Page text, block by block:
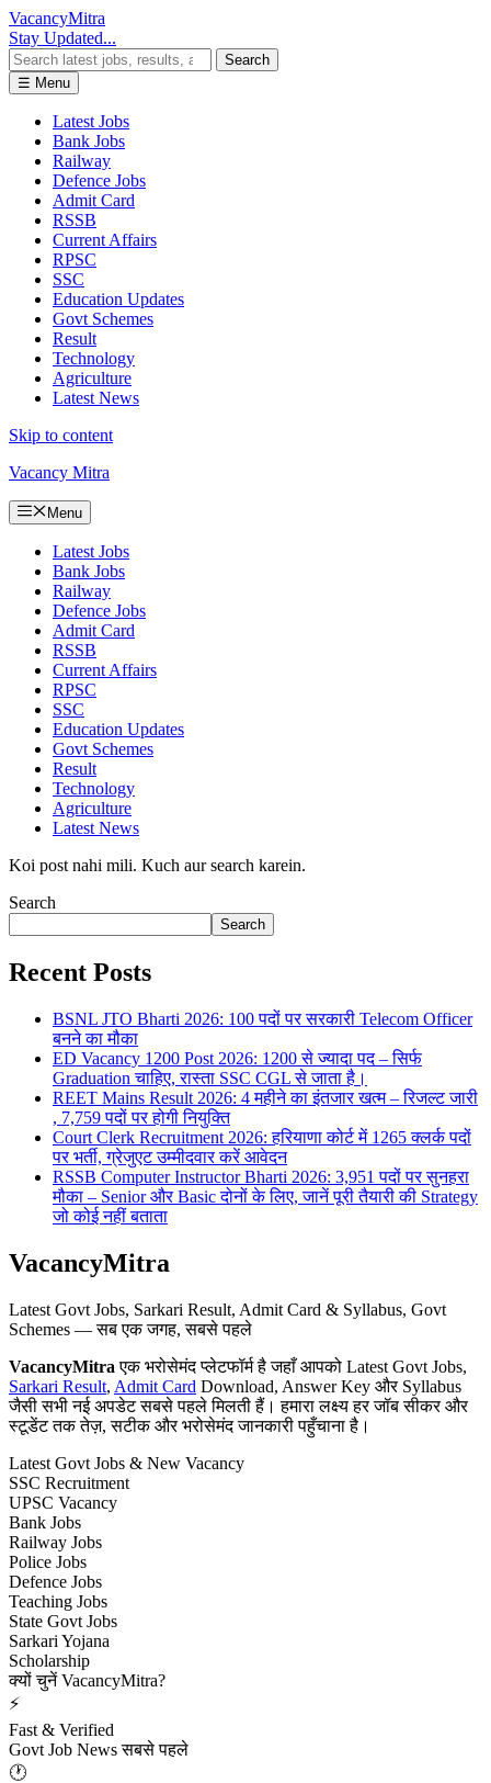
VacancyMitra
Stay Updated...
Search
☰ Menu
Latest Jobs
Bank Jobs
Railway
Defence Jobs
Admit Card
RSSB
Current Affairs
RPSC
SSC
Education Updates
Govt Schemes
Result
Technology
Agriculture
Latest News
Skip to content
Vacancy Mitra
Menu
Latest Jobs
Bank Jobs
Railway
Defence Jobs
Admit Card
RSSB
Current Affairs
RPSC
SSC
Education Updates
Govt Schemes
Result
Technology
Agriculture
Latest News
Koi post nahi mili. Kuch aur search karein.
Search
Search
Recent Posts
BSNL JTO Bharti 2026: 100 पदों पर सरकारी Telecom Officer
बनने का मौका
ED Vacancy 1200 Post 2026: 1200 से ज्यादा पद – सिर्फ
Graduation चाहिए, रास्ता SSC CGL से जाता है।
REET Mains Result 2026: 4 महीने का इंतजार खत्म – रिजल्ट जारी
, 7,759 पदों पर होगी नियुक्ति
Court Clerk Recruitment 2026: हरियाणा कोर्ट में 1265 क्लर्क पदों
पर भर्ती, ग्रेजुएट उम्मीदवार करें आवेदन
RSSB Computer Instructor Bharti 2026: 3,951 पदों पर सुनहरा
मौका – Senior और Basic दोनों के लिए, जानें पूरी तैयारी की Strategy
जो कोई नहीं बताता
VacancyMitra
Latest Govt Jobs, Sarkari Result, Admit Card & Syllabus, Govt
Schemes — सब एक जगह, सबसे पहले
VacancyMitra एक भरोसेमंद प्लेटफॉर्म है जहाँ आपको Latest Govt Jobs,
Sarkari Result, Admit Card Download, Answer Key और Syllabus
जैसी सभी नई अपडेट सबसे पहले मिलती हैं। हमारा लक्ष्य हर जॉब सीकर और
स्टूडेंट तक तेज़, सटीक और भरोसेमंद जानकारी पहुँचाना है।
Latest Govt Jobs & New Vacancy
SSC Recruitment
UPSC Vacancy
Bank Jobs
Railway Jobs
Police Jobs
Defence Jobs
Teaching Jobs
State Govt Jobs
Sarkari Yojana
Scholarship
क्यों चुनें VacancyMitra?
⚡
Fast & Verified
Govt Job News सबसे पहले
🕐